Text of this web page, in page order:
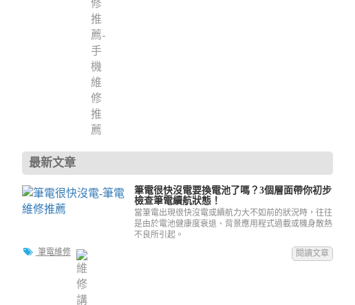
最新文章
筆電很快沒電要換電池了嗎？3個層面帶你初步
檢查筆電續航狀態！
當筆電出現很快沒電或續航力大不如前的狀況時，往往
是由於電池健康度衰退、背景應用程式過載或機身散熱
不良所引起。
筆電維修
閱讀文章